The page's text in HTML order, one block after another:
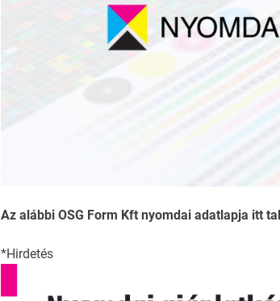
Az alábbi OSG Form Kft nyomdai adatlapja itt
*Hirdetés